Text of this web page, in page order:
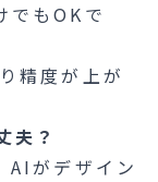
でもOKで
精度が上が
夫？
がデザイン